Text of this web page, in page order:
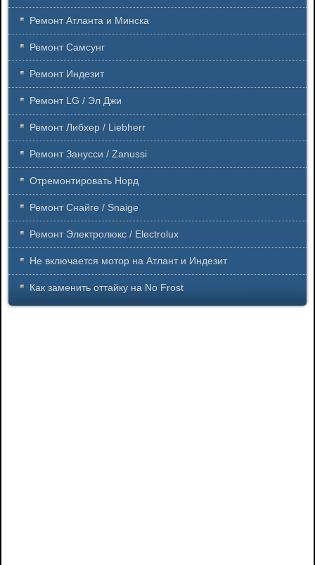
Ремонт Атланта и Минска
Ремонт Самсунг
Ремонт Индезит
Ремонт LG / Эл Джи
Ремонт Либхер / Liebherr
Ремонт Занусси / Zanussi
Отремонтировать Норд
Ремонт Снайге / Snaige
Ремонт Электролюкс / Electrolux
Не включается мотор на Атлант и Индезит
Как заменить оттайку на No Frost